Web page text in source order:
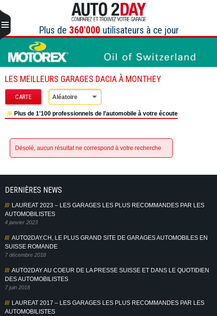
au
contenu
Plus de 360'000 utilisateurs à ce jour
LES MEILLEURS GARAGES DACIA À MONTHEY
CARTE Aléatoire
Plus de 1'100 professionnels de l'automobile à votre écoute
Désolé, aucun résultat ne correspond à votre recherche
DERNIÈRES NEWS
LAUREAT 2023 – LES GARAGES LES PLUS RECOMMANDES PAR LES
AUTOMOBILISTES
4 janvier 2023
AUTO2DAY.CH, LE PLUS GRAND SITE DE GARAGES AUTOMOBILES EN
SUISSE ROMANDE
7 décembre 2018
AUTO2DAY AU COEUR DE LA PRESSE SUISSE ET DANS LE QUOTIDIEN
DES AUTOMOBILISTES
7 juin 2018
LAUREAT 2017 – LES GARAGES LES PLUS RECOMMANDES PAR LES
AUTOMOBILISTES